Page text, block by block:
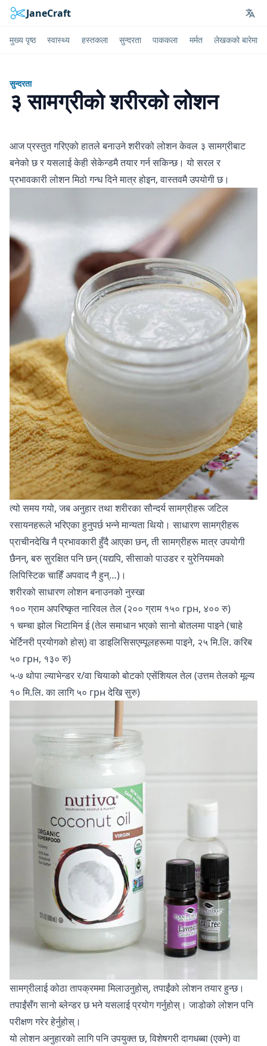
JaneCraft
मुख्य पृष्ठ स्वास्थ्य हस्तकला सुन्दरता पाककला मर्मत लेखकको बारेमा
सुन्दरता
३ सामग्रीको शरीरको लोशन
आज प्रस्तुत गरिएको हातले बनाउने शरीरको लोशन केवल ३ सामग्रीबाट
बनेको छ र यसलाई केही सेकेन्डमै तयार गर्न सकिन्छ। यो सरल र
प्रभावकारी लोशन मिठो गन्ध दिने मात्र होइन, वास्तवमै उपयोगी छ।
त्यो समय गयो, जब अनुहार तथा शरीरका सौन्दर्य सामग्रीहरू जटिल
रसायनहरूले भरिएका हुनुपर्छ भन्ने मान्यता थियो। साधारण सामग्रीहरू
प्राचीनदेखि नै प्रभावकारी हुँदै आएका छन्, ती सामग्रीहरू मात्र उपयोगी
छैनन्, बरु सुरक्षित पनि छन् (यद्यपि, सीसाको पाउडर र युरेनियमको
लिपिस्टिक चाहिँ अपवाद नै हुन्…)।
शरीरको साधारण लोशन बनाउनको नुस्खा
१०० ग्राम अपरिष्कृत नारिवल तेल (२०० ग्राम १५० грн, ४०० रु)
१ चम्चा झोल भिटामिन ई (तेल समाधान भएको सानो बोतलमा पाइने (चाहे
भेर्टिनरी प्रयोगको होस्) वा डाइलिसिसएम्पूलहरूमा पाइने, २५ मि.लि. करिब
५० грн, १३० रु)
५-७ थोपा ल्याभेन्डर र/वा चियाको बोटको एसेंशियल तेल (उत्तम तेलको मूल्य
१० मि.लि. का लागि ५० грн देखि सुरु)
सामग्रीलाई कोठा तापक्रममा मिलाउनुहोस्, तपाईंको लोशन तयार हुन्छ।
तपाईंसँग सानो ब्लेन्डर छ भने यसलाई प्रयोग गर्नुहोस्।जाडोको लोशनपनि
परीक्षण गरेर हेर्नुहोस्।
यो लोशन अनुहारको लागि पनि उपयुक्त छ, विशेषगरी दागधब्बा (एक्ने) वा